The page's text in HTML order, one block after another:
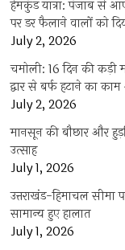
हेमकुंड यात्रा: पंजाब से
पर डर फैलाने वालों को
July 2, 2026
चमोली: 16 दिन की
द्वार से बर्फ हटाने का
July 2, 2026
मानसून की बौछार और
उत्साह
July 1, 2026
उत्तराखंड-हिमाचल सीमा
सामान्य हुए हालात
July 1, 2026